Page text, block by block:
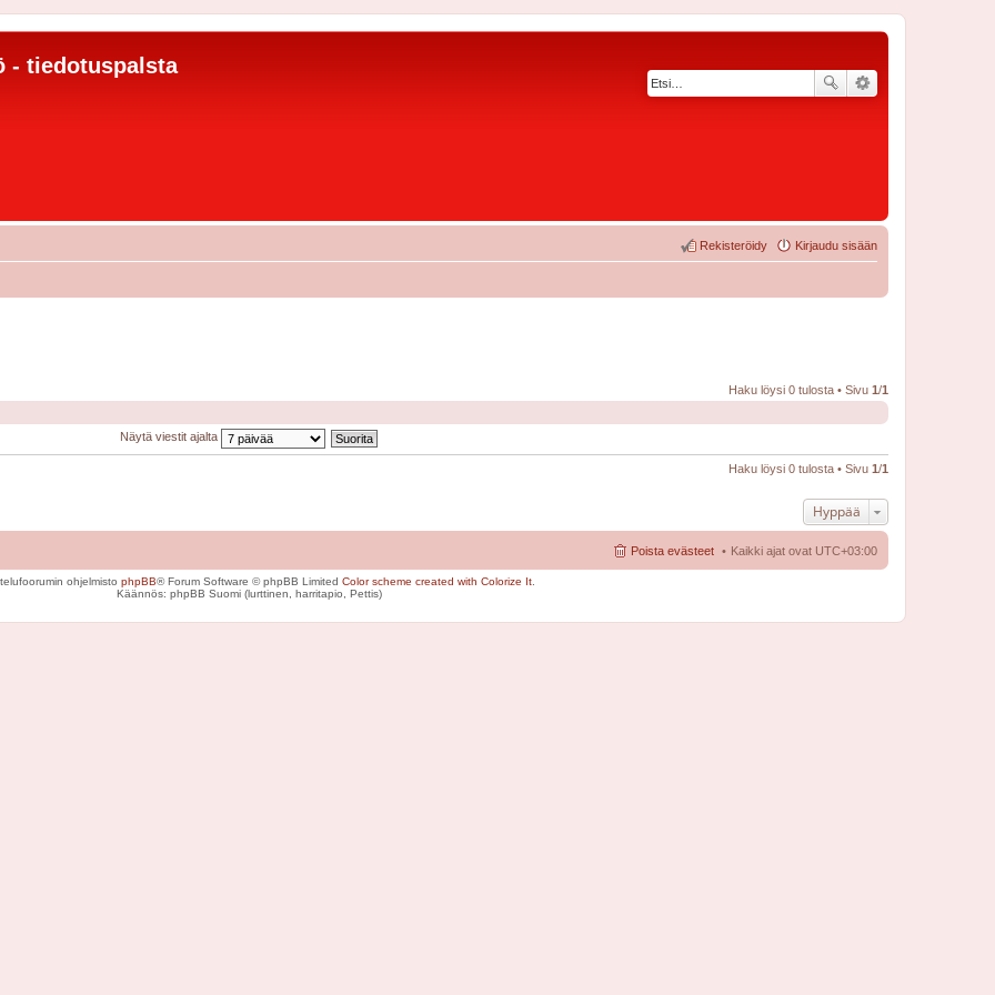
- tiedotuspalsta
Kirjaudu sisään
Rekisteröidy
Haku löysi 0 tulosta • Sivu 1/1
Näytä viestit ajalta
Haku löysi 0 tulosta • Sivu 1/1
Hyppää
Kaikki ajat ovat UTC+03:00
Poista evästeet
ohjelmisto phpBB® Forum Software © phpBB Limited Color scheme created with Colorize It
Käännös: phpBB Suomi (lurttinen, harritapio, Pettis)